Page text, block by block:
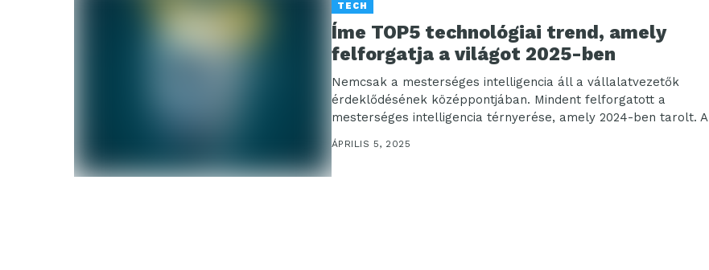
TECH
Íme TOP5 technológiai trend, amely
felforgatja a világot 2025-ben
Nemcsak a mesterséges intelligencia áll a vállalatvezetők
érdeklődésének középpontjában. Mindent felforgatott a
mesterséges intelligencia térnyerése, amely 2024-ben tarolt. A
technológia fejlődése és népszerűsége...
ÁPRILIS 5, 2025